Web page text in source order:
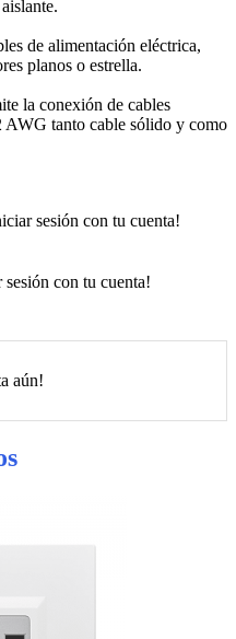
de alimentación eléctrica,
planos o estrella.
la conexión de cables
AWG tanto cable sólido y como
sesión con tu cuenta!
sesión con tu cuenta!
aún!